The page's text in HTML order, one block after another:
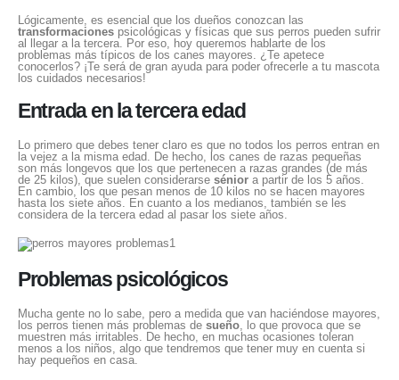
Lógicamente, es esencial que los dueños conozcan las
transformaciones psicológicas y físicas que sus perros pueden sufrir
al llegar a la tercera. Por eso, hoy queremos hablarte de los
problemas más típicos de los canes mayores. ¿Te apetece
conocerlos? ¡Te será de gran ayuda para poder ofrecerle a tu mascota
los cuidados necesarios!
Entrada en la tercera edad
Lo primero que debes tener claro es que no todos los perros entran en
la vejez a la misma edad. De hecho, los canes de razas pequeñas
son más longevos que los que pertenecen a razas grandes (de más
de 25 kilos), que suelen considerarse sénior a partir de los 5 años.
En cambio, los que pesan menos de 10 kilos no se hacen mayores
hasta los siete años. En cuanto a los medianos, también se les
considera de la tercera edad al pasar los siete años.
Problemas psicológicos
Mucha gente no lo sabe, pero a medida que van haciéndose mayores,
los perros tienen más problemas de sueño , lo que provoca que se
muestren más irritables. De hecho, en muchas ocasiones toleran
menos a los niños, algo que tendremos que tener muy en cuenta si
hay pequeños en casa.